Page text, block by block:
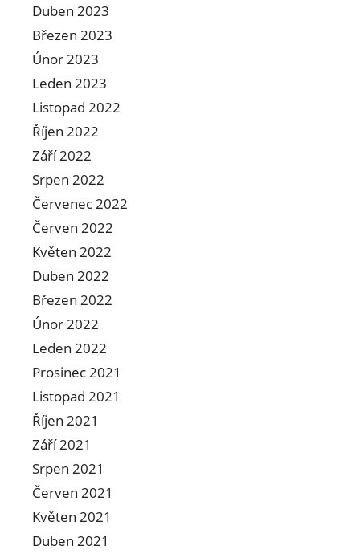
Duben 2023
Březen 2023
Únor 2023
Leden 2023
Listopad 2022
Říjen 2022
Září 2022
Srpen 2022
Červenec 2022
Červen 2022
Květen 2022
Duben 2022
Březen 2022
Únor 2022
Leden 2022
Prosinec 2021
Listopad 2021
Říjen 2021
Září 2021
Srpen 2021
Červen 2021
Květen 2021
Duben 2021